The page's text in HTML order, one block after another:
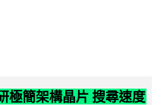
極簡架構晶片 搜尋速度